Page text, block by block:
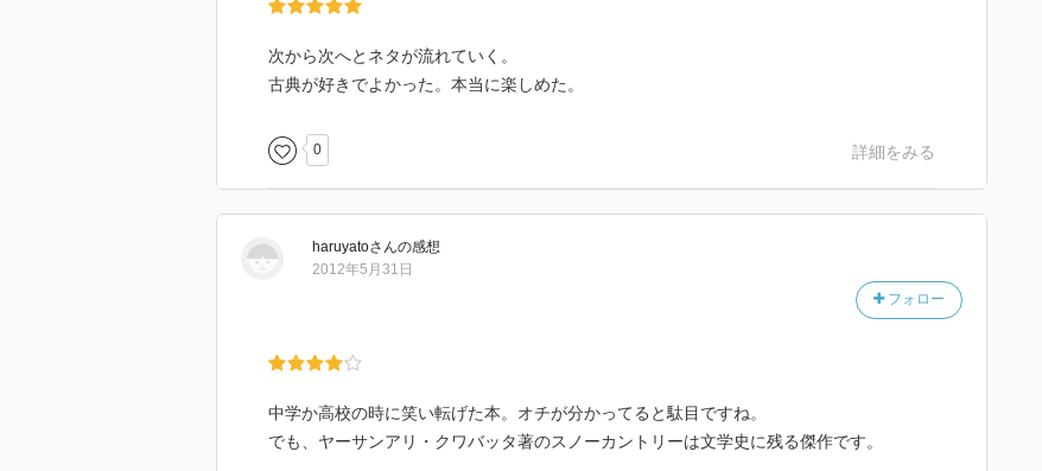
次から次へとネタが流れていく。
古典が好きでよかった。本当に楽しめた。
0 詳細をみる
haruyatoさんの感想
フォロー
2012年5月31日
中学か高校の時に笑い転げた本。オチが分かってると駄目ですね。
でも、ヤーサンアリ・クワバッタ著のスノーカントリーは文学史に残る傑作です。